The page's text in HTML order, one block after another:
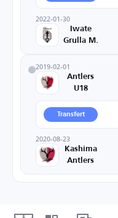
2022-01-30
Iwate
Grulla M.
2019-02-01
Antlers
U18
Transfert
2020-08-23
Kashima
Antlers